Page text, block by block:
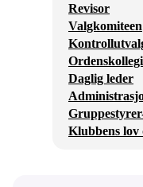
Revisor
Valgkomiteen
Daglig leder
Klubbens lov